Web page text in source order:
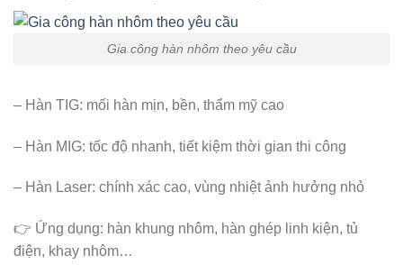
Gia công hàn nhôm theo yêu cầu
– Hàn TIG: mối hàn mịn, bền, thẩm mỹ cao
– Hàn MIG: tốc độ nhanh, tiết kiệm thời gian thi công
– Hàn Laser: chính xác cao, vùng nhiệt ảnh hưởng nhỏ
👉 Ứng dụng: hàn khung nhôm, hàn ghép linh kiện, tủ
điện, khay nhôm…